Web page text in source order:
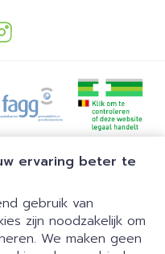
ervaring beter te
gebruik van
zijn noodzakelijk om
We maken geen